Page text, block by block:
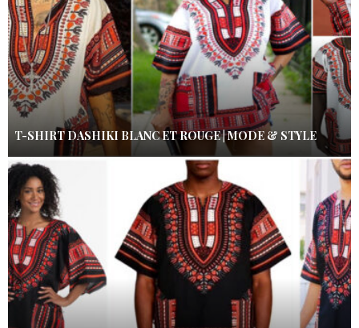
T-SHIRT DASHIKI BLANC ET ROUGE | MODE & STYLE